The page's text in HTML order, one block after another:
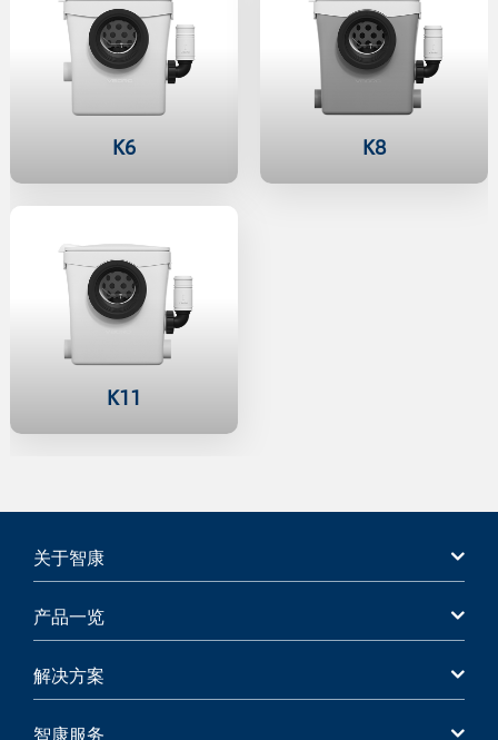
K6 K8
K11
关于智康
产品一览
解决方案
智康服务